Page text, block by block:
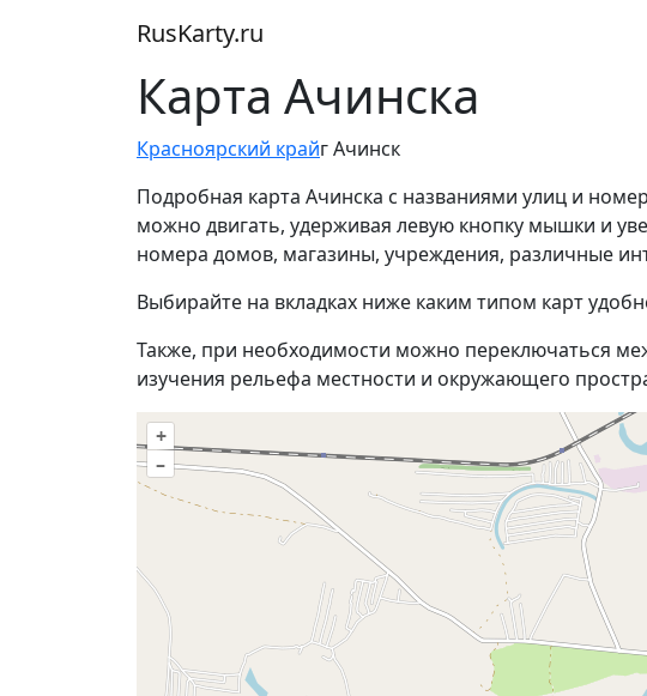
RusKarty.ru
Карта Ачинска
Красноярский крайг Ачинск
Подробная карта Ачинска с названиями улиц и
можно двигать, удерживая левую кнопку мышки и
номера домов, магазины, учреждения, различные
Выбирайте на вкладках ниже каким типом карт
Также, при необходимости можно переключаться
изучения рельефа местности и окружающего
+
–